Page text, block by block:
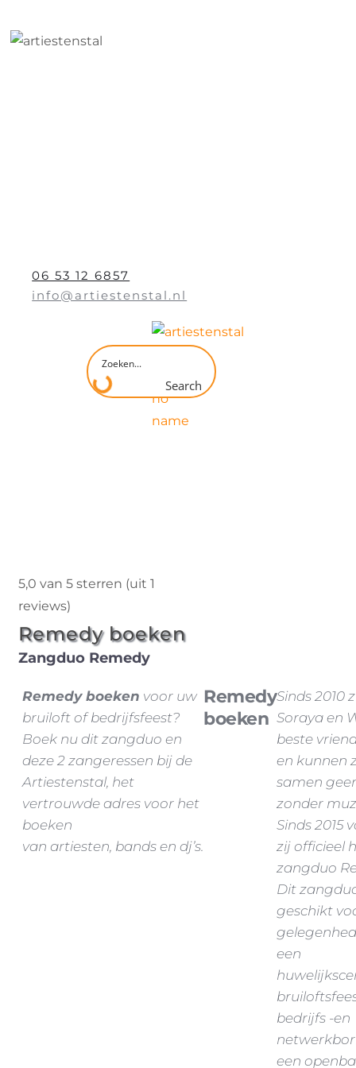
06 53 12 6857
info@artiestenstal.nl
Search
5,0 van 5 sterren (uit 1
reviews)
Remedy boeken
Zangduo Remedy
Remedy boeken voor uw
bruiloft of bedrijfsfeest?
Boek nu dit zangduo en
deze 2 zangeressen bij de
Artiestenstal, het
vertrouwde adres voor het
boeken
van artiesten, bands en dj’s.
Remedy
boeken
Sinds 2010
Soraya en
beste
en kunnen
samen
zonder
Sinds 2015
zij officieel
zangduo
Dit
geschikt
een
bedrijfs -en
een